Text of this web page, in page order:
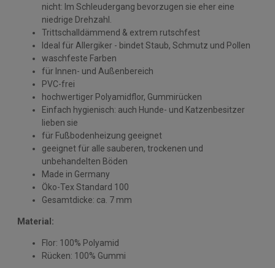
nicht: Im Schleudergang bevorzugen sie eher eine
niedrige Drehzahl.
Trittschalldämmend & extrem rutschfest
Ideal für Allergiker - bindet Staub, Schmutz und Pollen
waschfeste Farben
für Innen- und Außenbereich
PVC-frei
hochwertiger Polyamidflor, Gummirücken
Einfach hygienisch: auch Hunde- und Katzenbesitzer
lieben sie
für Fußbodenheizung geeignet
geeignet für alle sauberen, trockenen und
unbehandelten Böden
Made in Germany
Öko-Tex Standard 100
Gesamtdicke: ca. 7 mm
Material:
Flor: 100% Polyamid
Rücken: 100% Gummi